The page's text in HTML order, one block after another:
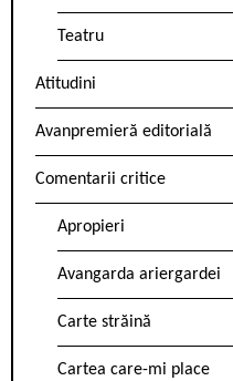
Teatru
Atitudini
Avanpremieră editorială
Comentarii critice
Apropieri
Avangarda ariergardei
Carte străină
Cartea care-mi place